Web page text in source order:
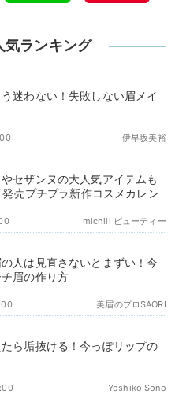
気ランキング
迷わない！失敗しない眉メイ
伊早坂美裕
セザンヌの大人気アイテムも
売プチプラ新作コスメカレン
michill ビューティー
人は見直さないとまずい！今
眉の作り方
美眉のプロSAORI
ら垢抜ける！今っぽリップの
Yoshiko Sono